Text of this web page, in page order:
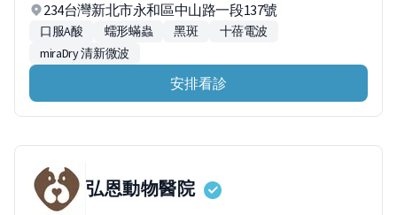
234台灣新北市永和區中山路一段137號
口服A酸 蠕形蟎蟲 黑斑
十蓓電波
miraDry 清新微波
安排看診
弘恩動物醫院